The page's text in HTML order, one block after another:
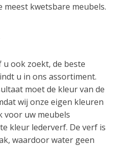
meest kwetsbare meubels.
ook zoekt, de beste
u in ons assortiment.
moet de kleur van de
wij onze eigen kleuren
voor uw meubels
kleur lederverf. De verf is
waardoor water geen